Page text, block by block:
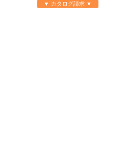
▼ カタログ請求 ▼